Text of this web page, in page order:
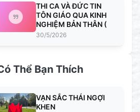
THI CA VÀ ĐỨC TIN
TÔN GIÁO QUA KINH
NGHIỆM BẢN THÂN (
30/5/2026
Thể Bạn Thích
VẠN SẮC THÁI NGỢI
KHEN